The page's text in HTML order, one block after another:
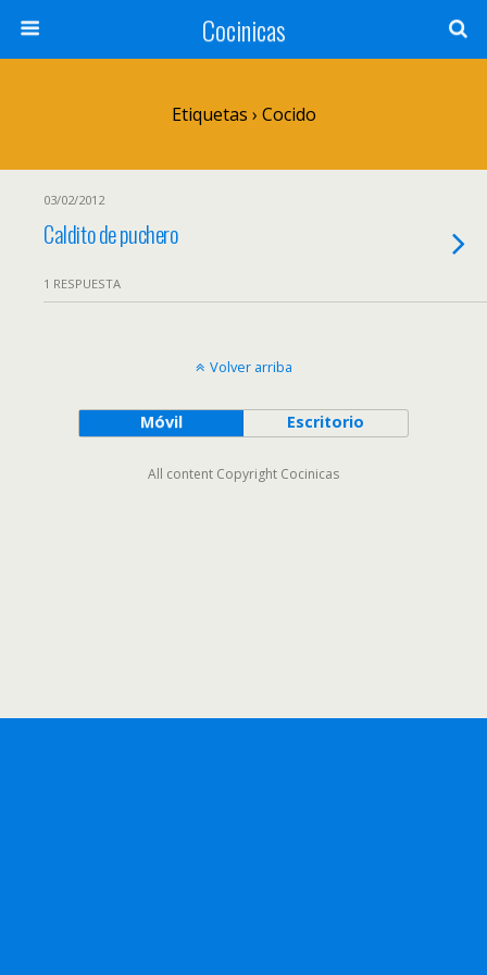
Cocinicas
Etiquetas › Cocido
03/02/2012
Caldito de puchero
1 RESPUESTA
Volver arriba
Móvil Escritorio
All content Copyright Cocinicas